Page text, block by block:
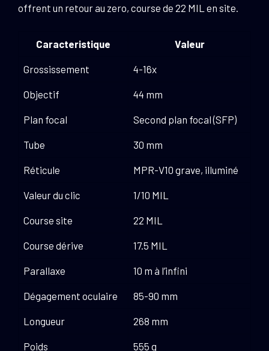
offrent un retour au zero, course de 22 MIL en site.
Caracteristique Valeur
Grossissement 4-16x
Objectif 44 mm
Plan focal Second plan focal (SFP)
Tube 30 mm
Réticule MPR-V10 grave, illuminé
Valeur du clic 1/10 MIL
Course site 22 MIL
Course dérive 17.5 MIL
Parallaxe 10 m à l’infini
Dégagement oculaire 85-90 mm
Longueur 268 mm
Poids 555 g